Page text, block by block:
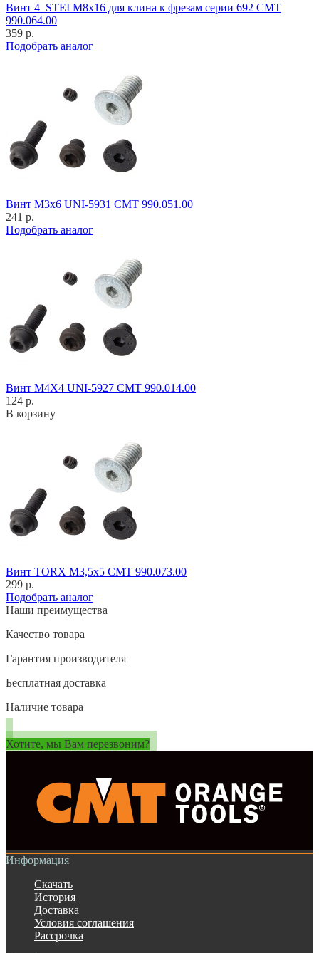
Винт 4_STEI M8x16 для клина к фрезам серии 692 CMT
990.064.00
359 р.
Подобрать аналог
Винт M3x6 UNI-5931 CMT 990.051.00
241 р.
Подобрать аналог
Винт M4X4 UNI-5927 CMT 990.014.00
124 р.
В корзину
Винт TORX M3,5x5 CMT 990.073.00
299 р.
Подобрать аналог
Наши преимущества
Качество товара
Гарантия производителя
Бесплатная доставка
Наличие товара
Хотите, мы Вам перезвоним?
Информация
Скачать
История
Доставка
Условия соглашения
Рассрочка